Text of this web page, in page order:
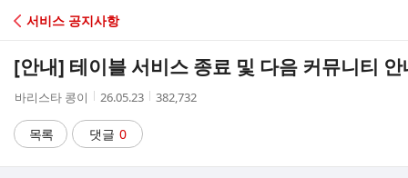
C
A
서비스 공지사항
[안내] 테이블 서비스 종료 및 다음 커뮤니티 안
작
자
바리스타 콩이
작
시
간
26.05.23
조
382,732
목록 댓글 0